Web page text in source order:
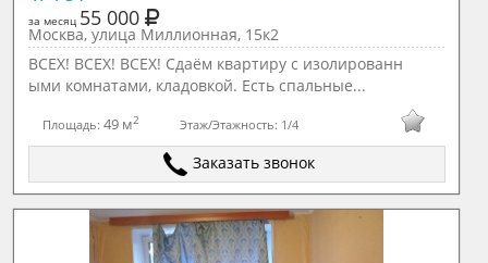
за месяц 55 000
Москва, улица Миллионная, 15к2
ВСЕХ! ВСЕХ! ВСЕХ! Сдаём квартиру с изолированн
ыми комнатами, кладовкой. Есть спальные...
Площадь:49 м2 Этаж/Этажность: 1/4
Заказать звонок